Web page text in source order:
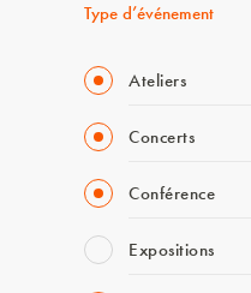
Type d’événement
Ateliers
Concerts
Conférence
Expositions